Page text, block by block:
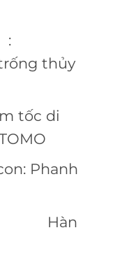
hạ :
thủy
tốc di
Phanh
: Hàn